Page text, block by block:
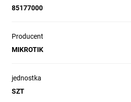
quickMOUNT
dedykowany do montażu
kierunkowych i
mniejszy zacisk
85177000
Producent
MIKROTIK
jednostka
SZT